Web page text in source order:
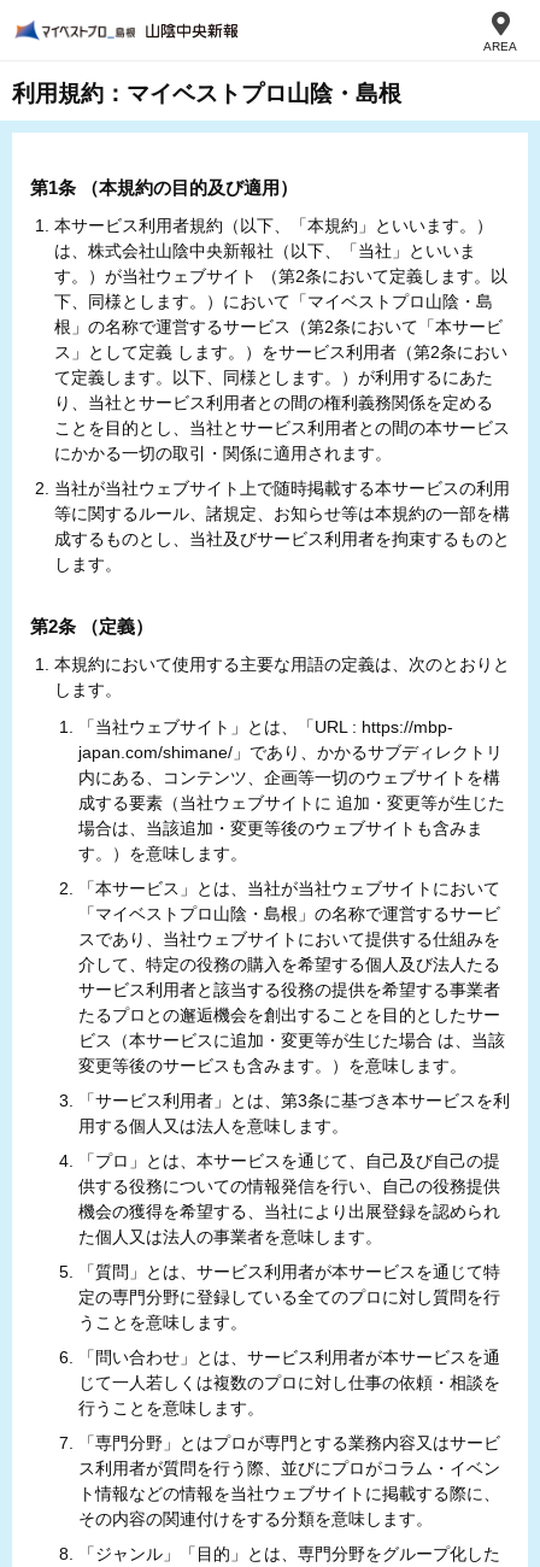
AREA
利用規約：マイベストプロ山陰・島根
第1条 （本規約の目的及び適用）
本サービス利用者規約（以下、「本規約」といいます。）
は、株式会社山陰中央新報社（以下、「当社」といいま
す。）が当社ウェブサイト （第2条において定義します。以
下、同様とします。）において「マイベストプロ山陰・島
根」の名称で運営するサービス（第2条において「本サービ
ス」として定義 します。）をサービス利用者（第2条におい
て定義します。以下、同様とします。）が利用するにあた
り、当社とサービス利用者との間の権利義務関係を定める
ことを目的とし、当社とサービス利用者との間の本サービス
にかかる一切の取引・関係に適用されます。
当社が当社ウェブサイト上で随時掲載する本サービスの利用
等に関するルール、諸規定、お知らせ等は本規約の一部を構
成するものとし、当社及びサービス利用者を拘束するものと
します。
第2条 （定義）
本規約において使用する主要な用語の定義は、次のとおりと
します。
「当社ウェブサイト」とは、「URL : https://mbp-
japan.com/shimane/」であり、かかるサブディレクトリ
内にある、コンテンツ、企画等一切のウェブサイトを構
成する要素（当社ウェブサイトに 追加・変更等が生じた
場合は、当該追加・変更等後のウェブサイトも含みま
す。）を意味します。
「本サービス」とは、当社が当社ウェブサイトにおいて
「マイベストプロ山陰・島根」の名称で運営するサービ
スであり、当社ウェブサイトにおいて提供する仕組みを
介して、特定の役務の購入を希望する個人及び法人たる
サービス利用者と該当する役務の提供を希望する事業者
たるプロとの邂逅機会を創出することを目的としたサー
ビス（本サービスに追加・変更等が生じた場合 は、当該
変更等後のサービスも含みます。）を意味します。
「サービス利用者」とは、第3条に基づき本サービスを利
用する個人又は法人を意味します。
「プロ」とは、本サービスを通じて、自己及び自己の提
供する役務についての情報発信を行い、自己の役務提供
機会の獲得を希望する、当社により出展登録を認められ
た個人又は法人の事業者を意味します。
「質問」とは、サービス利用者が本サービスを通じて特
定の専門分野に登録している全てのプロに対し質問を行
うことを意味します。
「問い合わせ」とは、サービス利用者が本サービスを通
じて一人若しくは複数のプロに対し仕事の依頼・相談を
行うことを意味します。
「専門分野」とはプロが専門とする業務内容又はサービ
ス利用者が質問を行う際、並びにプロがコラム・イベン
ト情報などの情報を当社ウェブサイトに掲載する際に、
その内容の関連付けをする分類を意味します。
「ジャンル」「目的」とは、専門分野をグループ化した